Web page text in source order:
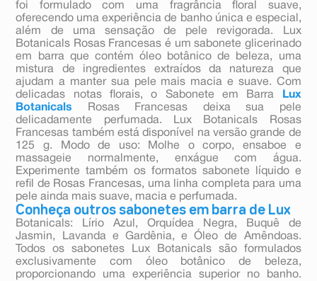
foi formulado com uma fragrância floral suave,
oferecendo uma experiência de banho única e especial,
além de uma sensação de pele revigorada. Lux
Botanicals Rosas Francesas é um sabonete glicerinado
em barra que contém óleo botânico de beleza, uma
mistura de ingredientes extraídos da natureza que
ajudam a manter sua pele mais macia e suave. Com
delicadas notas florais, o Sabonete em Barra
Lux
Botanicals
Rosas Francesas deixa sua pele
delicadamente perfumada. Lux Botanicals Rosas
Francesas também está disponível na versão grande de
125 g. Modo de uso: Molhe o corpo, ensaboe e
massageie normalmente, enxágue com água.
Experimente também os formatos sabonete líquido e
refil de Rosas Francesas, uma linha completa para uma
pele ainda mais suave, macia e perfumada.
Conheça outros sabonetes em barra de Lux
Botanicals: Lírio Azul, Orquídea Negra, Buquê de
Jasmin, Lavanda e Gardênia, e Óleo de Amêndoas.
Todos os sabonetes Lux Botanicals são formulados
exclusivamente com óleo botânico de beleza,
proporcionando uma experiência superior no banho.